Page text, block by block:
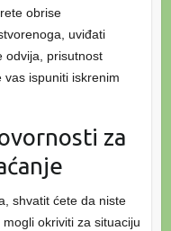
obrise
uviđati
odvija, prisutnost
ispuniti iskrenim
za
shvatit ćete da niste
okriviti za situaciju